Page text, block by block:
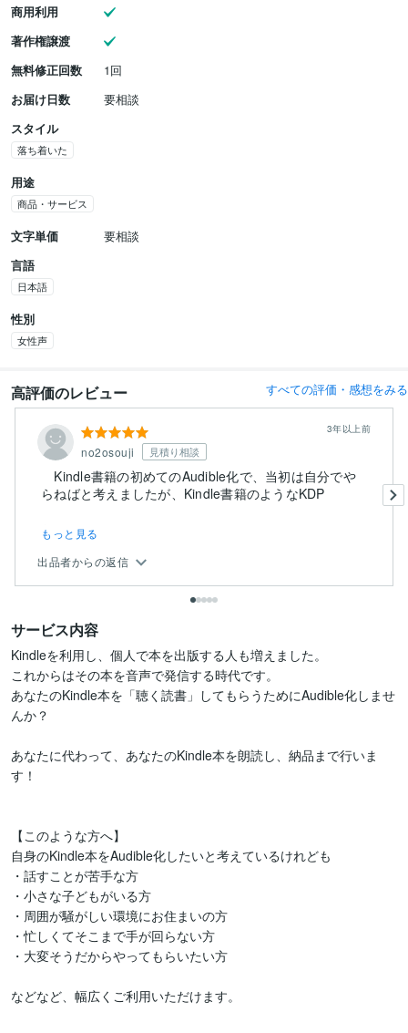
商用利用
著作権譲渡
無料修正回数
1回
お届け日数
要相談
スタイル
落ち着いた
用途
商品・サービス
文字単価
要相談
言語
日本語
性別
女性声
高評価のレビュー すべての評価・感想をみる
no2osouji 見積り相談
3年以上前
Kindle書籍の初めてのAudible化で、当初は自分でや
らねばと考えましたが、Kindle書籍のようなKDP
と...
もっと見る
出品者からの返信
サービス内容
Kindleを利用し、個人で本を出版する人も増えました。
これからはその本を音声で発信する時代です。
あなたのKindle本を「聴く読書」してもらうためにAudible化しませ
んか？
あなたに代わって、あなたのKindle本を朗読し、納品まで行いま
す！
【このような方へ】
自身のKindle本をAudible化したいと考えているけれども
・話すことが苦手な方
・小さな子どもがいる方
・周囲が騒がしい環境にお住まいの方
・忙しくてそこまで手が回らない方
・大変そうだからやってもらいたい方
などなど、幅広くご利用いただけます。